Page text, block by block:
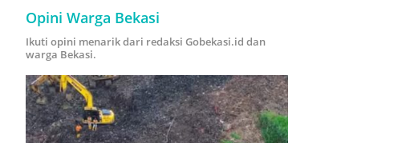
Opini Warga Bekasi
Ikuti opini menarik dari redaksi Gobekasi.id dan
warga Bekasi.